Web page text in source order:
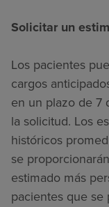
Solicitar un
Los pacientes
cargos
en un plazo de 7
la solicitud. Los
históricos
se
estimado más
pacientes que